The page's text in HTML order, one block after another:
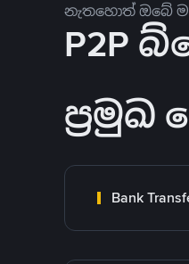
නැතහොත් ඔබේ
P2P
ප්‍රමුඛ
Bank